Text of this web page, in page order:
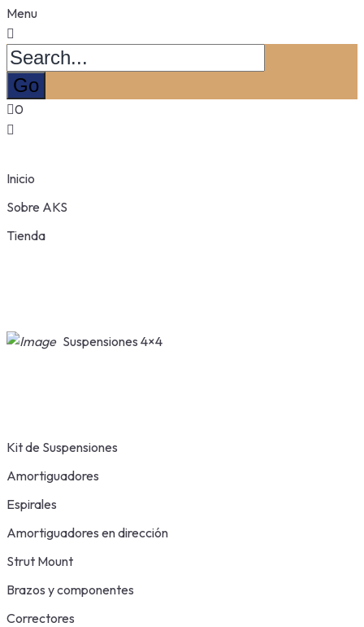
Menu
0
Inicio
Sobre AKS
Tienda
Suspensiones 4×4
Kit de Suspensiones
Amortiguadores
Espirales
Amortiguadores en dirección
Strut Mount
Brazos y componentes
Correctores